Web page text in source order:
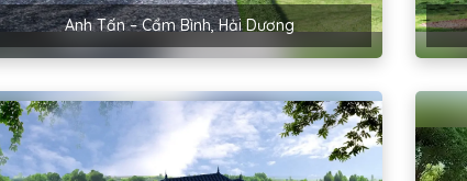
Anh Tấn – Cẩm Bình, Hải Dương